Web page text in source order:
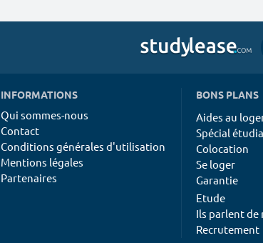
INFORMATIONS
Qui sommes-nous
Contact
Conditions générales d'utilisation
Mentions légales
Partenaires
BONS PLANS
Aides au
Spécial
Colocation
Se loger
Garantie
Etude
Ils parlent de
Recrutement